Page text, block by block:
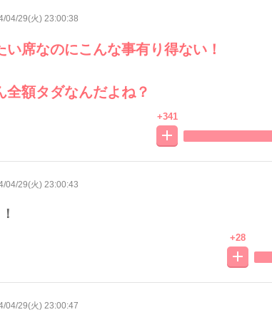
04/29(火) 23:00:38
い席なのにこんな事有り得ない！
全額タダなんだよね？
+341
04/29(火) 23:00:43
+28
04/29(火) 23:00:47